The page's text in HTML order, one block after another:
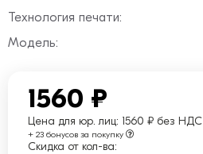
Технология печати:
Модель:
1560 ₽
Цена для юр. лиц: 1560 ₽ без НДС
+ 23 бонусов за покупку
Скидка от кол-ва: